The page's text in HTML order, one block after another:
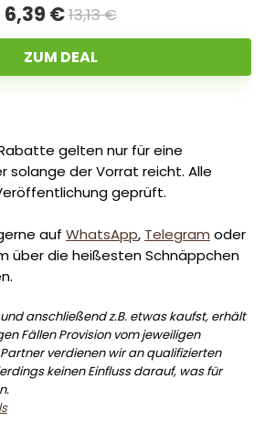
6,39 €13,13 €
ZUM DEAL
gelten nur für eine
solange der Vorrat reicht. Alle
geprüft.
auf WhatsApp, Telegram oder
über die heißesten Schnäppchen
anschließend z.B. etwas kaufst, erhält
Fällen Provision vom jeweiligen
verdienen wir an qualifizierten
keinen Einfluss darauf, was für